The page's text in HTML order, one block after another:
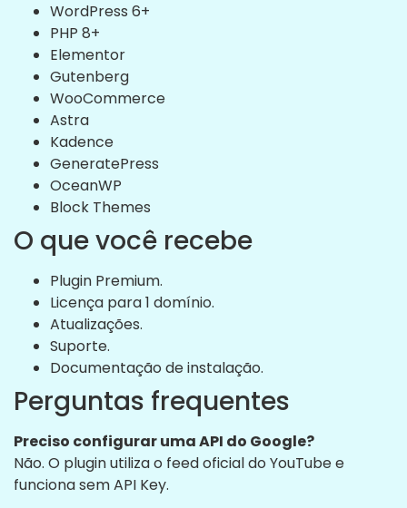
WordPress 6+
PHP 8+
Elementor
Gutenberg
WooCommerce
Astra
Kadence
GeneratePress
OceanWP
Block Themes
O que você recebe
Plugin Premium.
Licença para 1 domínio.
Atualizações.
Suporte.
Documentação de instalação.
Perguntas frequentes
Preciso configurar uma API do Google?
Não. O plugin utiliza o feed oficial do YouTube e
funciona sem API Key.